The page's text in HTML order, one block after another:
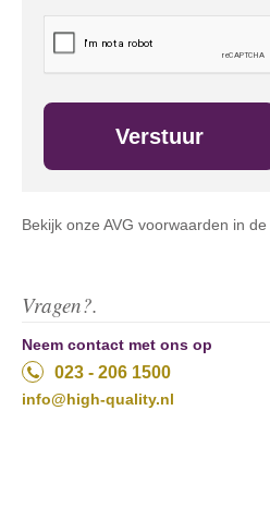
Bekijk onze AVG voorwaarden in de
Vragen?.
Neem contact met ons op
023 - 206 1500
info@high-quality.nl